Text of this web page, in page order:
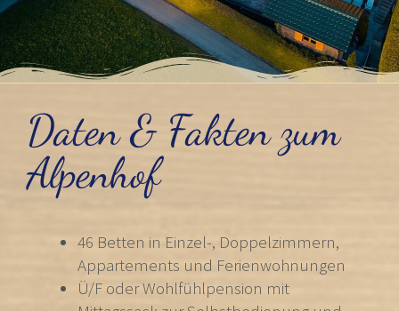
Daten & Fakten zum
Alpenhof
46 Betten in Einzel-, Doppelzimmern,
Appartements und Ferienwohnungen
Ü/F oder Wohlfühlpension mit